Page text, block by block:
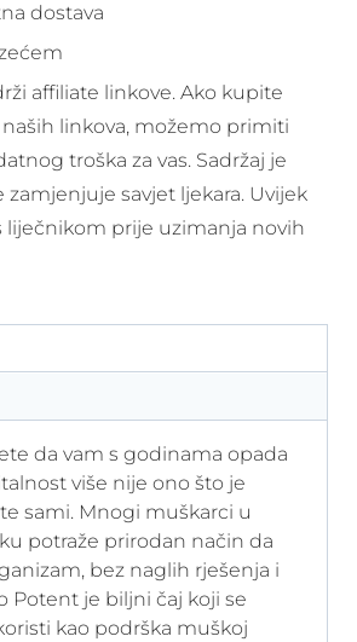
dostava
affiliate linkove. Ako kupite
linkova, možemo primiti
troška za vas. Sadržaj je
savjet ljekara. Uvijek
liječnikom prije uzimanja novih
da vam s godinama opada
više nije ono što je
sami. Mnogi muškarci u
potraže prirodan način da
bez naglih rješenja i
Potent je biljni čaj koji se
kao podrška muškoj